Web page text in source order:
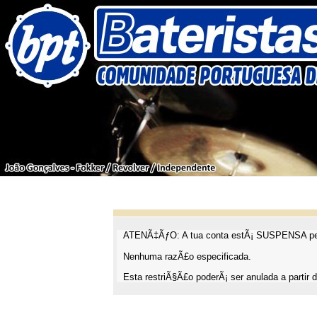
ATENÃ‡ÃƒO: A tua conta estÃ¡ SUSPENSA
Nenhuma razÃ£o especificada.
Esta restriÃ§Ã£o poderÃ¡ ser anulada a partir